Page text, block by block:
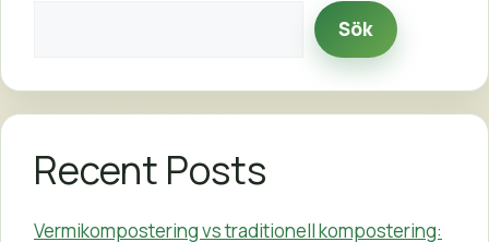
Sök
Recent Posts
Vermikompostering vs traditionell kompostering: